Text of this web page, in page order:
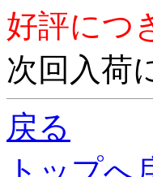
好評につ
次回入荷
戻る